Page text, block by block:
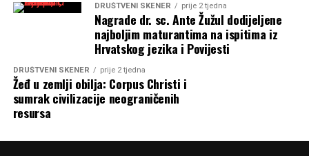
DRUŠTVENI SKENER prije 2 tjedna
Nagrade dr. sc. Ante Žužul dodijeljene
najboljim maturantima na ispitima iz
Hrvatskog jezika i Povijesti
DRUŠTVENI SKENER prije 2 tjedna
Žeđ u zemlji obilja: Corpus Christi i
sumrak civilizacije neograničenih
resursa